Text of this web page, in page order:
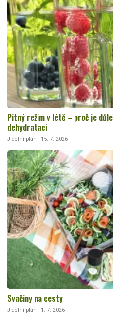
Pitný režim v létě – proč je
dehydrataci
Jídelní plán · 15. 7. 2026
Svačiny na cesty
Jídelní plán · 1. 7. 2026